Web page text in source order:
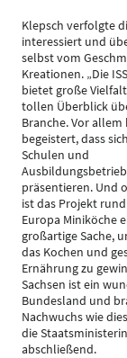
Klepsch verfolgte
interessiert und
selbst vom
Kreationen. „Die
bietet große
tollen Überblick
Branche. Vor allem
begeistert, dass
Schulen und
präsentieren. Und
ist das Projekt
Europa Miniköche
großartige Sache,
das Kochen und
Ernährung zu
Sachsen ist ein
Bundesland und
Nachwuchs wie
die Staatsministerin
abschließend.